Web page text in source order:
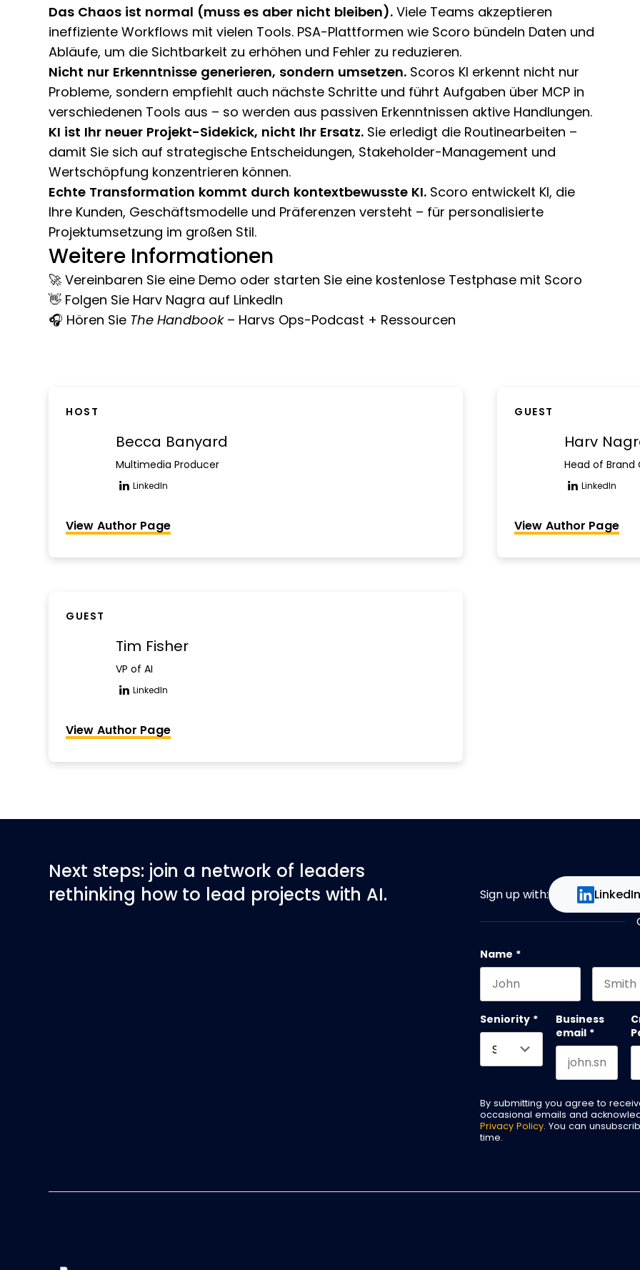
Das Chaos ist normal (muss es aber nicht bleiben). Viele Teams akzeptieren
ineffiziente Workflows mit vielen Tools. PSA-Plattformen wie Scoro bündeln Daten und
Abläufe, um die Sichtbarkeit zu erhöhen und Fehler zu reduzieren.
Nicht nur Erkenntnisse generieren, sondern umsetzen. Scoros KI erkennt nicht nur
Probleme, sondern empfiehlt auch nächste Schritte und führt Aufgaben über MCP in
verschiedenen Tools aus – so werden aus passiven Erkenntnissen aktive Handlungen.
KI ist Ihr neuer Projekt-Sidekick, nicht Ihr Ersatz. Sie erledigt die Routinearbeiten –
damit Sie sich auf strategische Entscheidungen, Stakeholder-Management und
Wertschöpfung konzentrieren können.
Echte Transformation kommt durch kontextbewusste KI. Scoro entwickelt KI, die
Ihre Kunden, Geschäftsmodelle und Präferenzen versteht – für personalisierte
Projektumsetzung im großen Stil.
Weitere Informationen
🚀 Vereinbaren Sie eine Demo oder starten Sie eine kostenlose Testphase mit Scoro
👋 Folgen Sie Harv Nagra auf LinkedIn
🎧 Hören Sie The Handbook– Harvs Ops-Podcast + Ressourcen
HOST
Becca Banyard
Multimedia Producer
LinkedIn
Opens new window
View Author Page
GUEST
Harv
Head of
LinkedIn
Opens
View Author Page
GUEST
Tim Fisher
VP of AI
LinkedIn
Opens new window
View Author Page
Next steps: join a network of leaders
rethinking how to lead projects with AI.
Sign up with: LinkedIn
Name *
Seniority *
Business
email *
By submitting you agree to
occasional emails and
Privacy Policy. You can
time.